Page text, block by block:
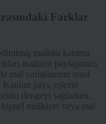
Farklar
mallara katılma
malların paylaşımını
varlıklarının nasıl
payı, eşlerin
dengeyi sağlarken,
mülkiyet veya mal